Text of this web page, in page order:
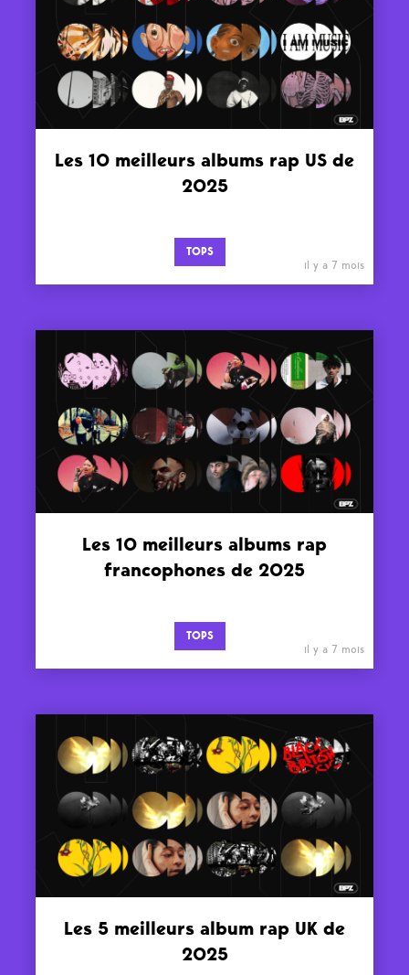
Les 10 meilleurs albums rap US de
2025
TOPS
il y a 7 mois
Les 10 meilleurs albums rap
francophones de 2025
TOPS
il y a 7 mois
Les 5 meilleurs album rap UK de
2025